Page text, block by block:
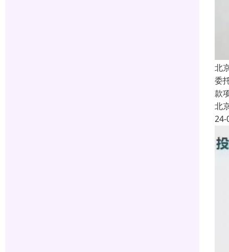
北
委
款
北
24-